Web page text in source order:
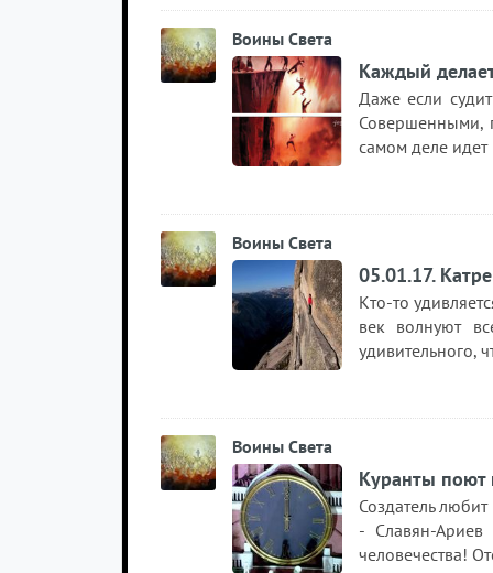
Воины Света
Каждый
Даже если
Совершенными,
самом деле
Воины Света
05.01.17.
Кто-то
век волнуют
удивительного,
Воины Света
Куранты поют
Создатель
- Славян-
человечества!